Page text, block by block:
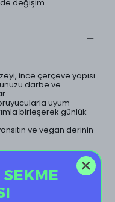
değişim
ince çerçeve yapısı
darbe ve
uyum
birleşerek günlük
ve vegan derinin